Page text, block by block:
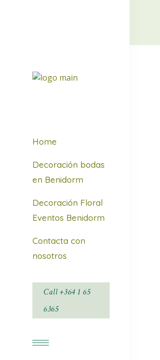
Home
Decoración bodas
en Benidorm
Decoración Floral
Eventos Benidorm
Contacta con
nosotros
Call +364 1 65
6365